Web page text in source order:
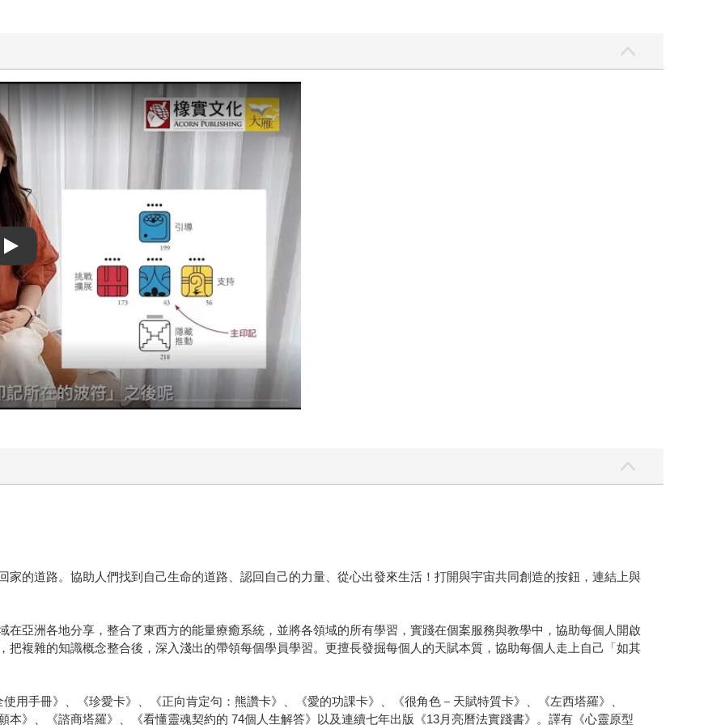
Play video
家的道路。協助人們找到自己生命的道路、認回自己的力量、從心出發來生活！打開與宇宙共同創造的按鈕，連結上與
在亞洲各地分享，整合了東西方的能量療癒系統，並將各領域的所有學習，實踐在個案服務與教學中，協助每個人開啟
把複雜的知識概念整合後，深入淺出的帶領每個學員學習。更擅長發掘每個人的天賦本質，協助每個人走上自己「如其
用手冊》、《珍愛卡》、《正向肯定句：熊讚卡》、《愛的功課卡》、《很角色－天賦特質卡》、《左西塔羅》、
》、《諮商塔羅》、《看懂靈魂契約的 74個人生解答》以及連續七年出版《13月亮曆法實踐書》。譯有《心靈原型